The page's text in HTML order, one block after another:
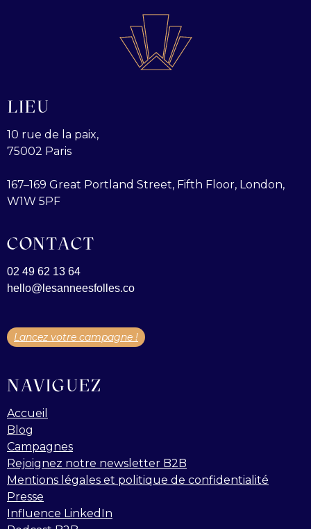
LIEU
10 rue de la paix,
75002 Paris
167–169 Great Portland Street, Fifth Floor, London,
W1W 5PF
CONTACT
02 49 62 13 64
hello@lesanneesfolles.co
Lancez votre campagne !
NAVIGUEZ
Accueil
Blog
Campagnes
Rejoignez notre newsletter B2B
Mentions légales et politique de confidentialité
Presse
Influence LinkedIn